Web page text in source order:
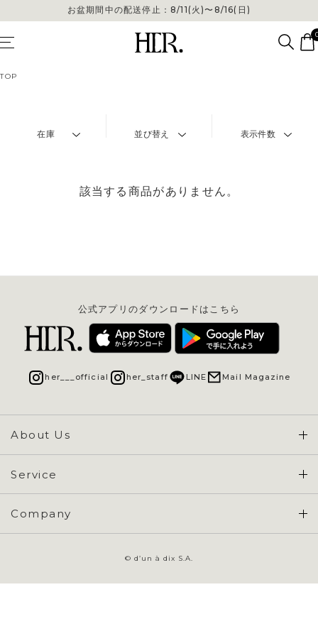
お盆期間中の配送停止：8/11(火)〜8/16(日)
TOP
在庫 並び替え 表示件数
該当する商品がありません。
About Us
Concept & Overview
Service
会員登録 / ログイン
ご利用ガイド
お問い合わせ
Company
公式アプリのダウンロードはこちら
her___official her_staff LINE Mail Magazine
© d’un à dix S.A.